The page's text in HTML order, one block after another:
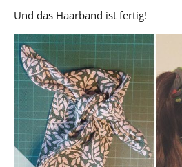
Und das Haarband ist fertig!